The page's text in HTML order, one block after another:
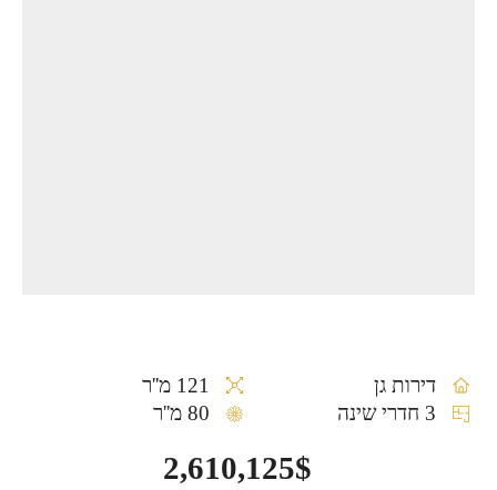
דירות גן
121 מ''ר
80 מ''ר
2,610,125$